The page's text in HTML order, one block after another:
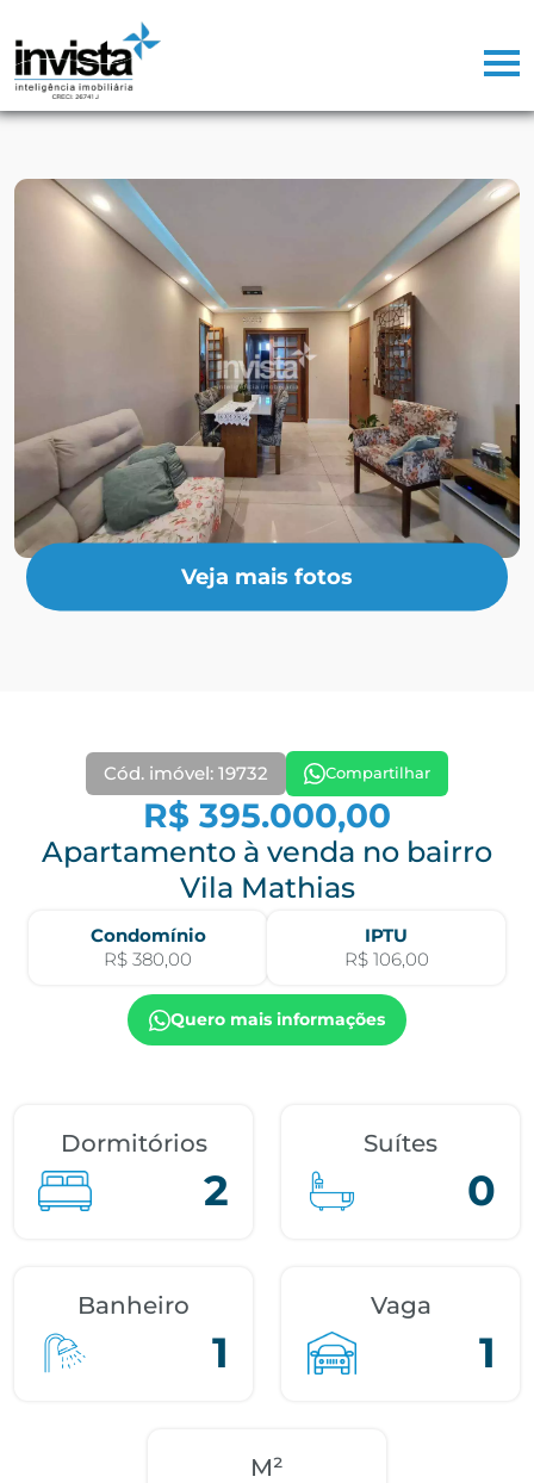
Veja mais fotos
Cód. imóvel: 19732 Compartilhar
R$ 395.000,00
Apartamento à venda no bairro
Vila Mathias
Condomínio
R$ 380,00
IPTU
R$ 106,00
Quero mais informações
Dormitórios
2
Suítes
0
Banheiro
1
Vaga
1
M²